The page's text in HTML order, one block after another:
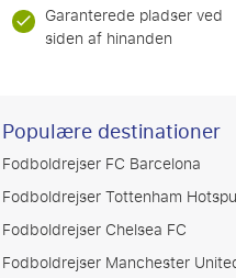
Garanterede pladser ved
siden af hinanden
Populære destinationer
Fodboldrejser FC Barcelona
Fodboldrejser Tottenham
Fodboldrejser Chelsea FC
Fodboldrejser Manchester